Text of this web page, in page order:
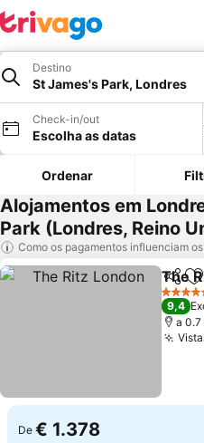
Destino
St James's Park, Londres
Check-in/out
Escolha as datas
Ordenar
Alojamentos em
Park (Londres, Reino
Como os pagamentos influenciam
The
5
9,4
a 0.7
De € 1.378